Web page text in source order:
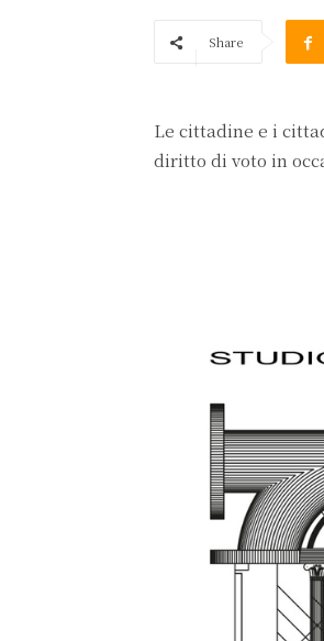
Share
Le cittadine e i
diritto di voto in